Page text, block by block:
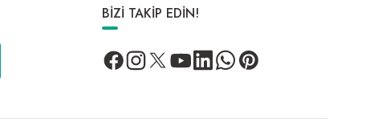
BİZİ TAKİP EDİN!